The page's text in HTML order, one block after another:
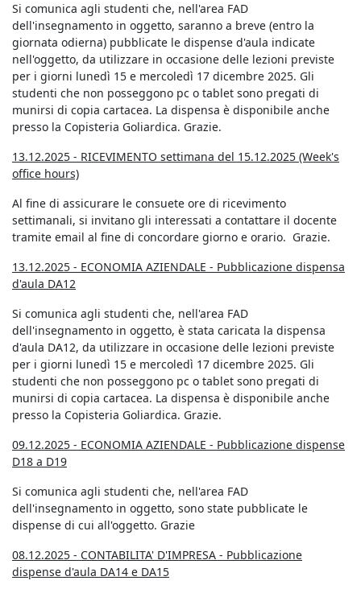
Si comunica agli studenti che, nell'area FAD
dell'insegnamento in oggetto, saranno a breve (entro la
giornata odierna) pubblicate le dispense d'aula indicate
nell'oggetto, da utilizzare in occasione delle lezioni previste
per i giorni lunedì 15 e mercoledì 17 dicembre 2025. Gli
studenti che non posseggono pc o tablet sono pregati di
munirsi di copia cartacea. La dispensa è disponibile anche
presso la Copisteria Goliardica. Grazie.
13.12.2025 - RICEVIMENTO settimana del 15.12.2025 (Week's
office hours)
Al fine di assicurare le consuete ore di ricevimento
settimanali, si invitano gli interessati a contattare il docente
tramite email al fine di concordare giorno e orario. Grazie.
13.12.2025 - ECONOMIA AZIENDALE - Pubblicazione dispensa
d'aula DA12
Si comunica agli studenti che, nell'area FAD
dell'insegnamento in oggetto, è stata caricata la dispensa
d'aula DA12, da utilizzare in occasione delle lezioni previste
per i giorni lunedì 15 e mercoledì 17 dicembre 2025. Gli
studenti che non posseggono pc o tablet sono pregati di
munirsi di copia cartacea. La dispensa è disponibile anche
presso la Copisteria Goliardica. Grazie.
09.12.2025 - ECONOMIA AZIENDALE - Pubblicazione dispense
D18 a D19
Si comunica agli studenti che, nell'area FAD
dell'insegnamento in oggetto, sono state pubblicate le
dispense di cui all'oggetto. Grazie
08.12.2025 - CONTABILITA' D'IMPRESA - Pubblicazione
dispense d'aula DA14 e DA15